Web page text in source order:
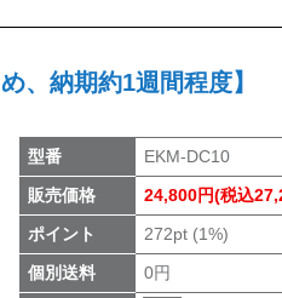
、納期約1週間程度】
型番
EKM-DC10
販売価格
24,800円(税込
ポイント
272pt (1%)
個別送料
0円